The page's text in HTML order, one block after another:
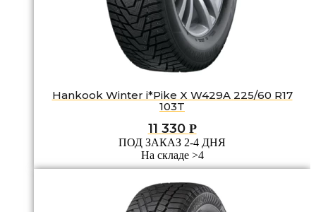
Hankook Winter i*Pike X W429A 225/60 R17
103T
11 330 Р
ПОД ЗАКАЗ 2-4 ДНЯ
На складе >4